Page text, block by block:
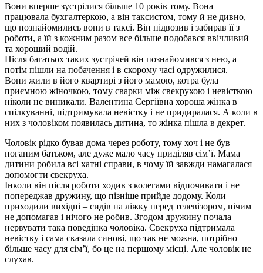
Вони вперше зустрілися більше 10 років тому. Вона
працювала бухгалтеркою, а він таксистом, тому й не дивно,
що познайомились вони в таксі. Він підвозив і забирав її з
роботи, а їй з кожним разом все більше подобався ввічливий
та хороший водій.
Після багатьох таких зустрічей він познайомився з нею, а
потім пішли на побачення і в скорому часі одружилися.
Вони жили в його квартирі з його мамою, котра була
приємною жіночкою, тому сварки між свекрухою і невісткою
ніколи не виникали. Валентина Сергіївна хороша жінка в
спілкуванні, підтримувала невістку і не придиралася. А коли в
них з чоловіком появилась дитина, то жінка пішла в декрет.
Чоловік рідко бував дома через роботу, тому хоч і не був
поганим батьком, але дуже мало часу приділяв сім’ї. Мама
дитини робила всі хатні справи, в чому їй завжди намагалася
допомогти свекруха.
Інколи він після роботи ходив з колегами відпочивати і не
попереджав дружину, що пізніше прийде додому. Коли
приходили вихідні – сидів на ліжку перед телевізором, нічим
не допомагав і нічого не робив. Згодом дружину почала
нервувати така поведінка чоловіка. Свекруха підтримала
невістку і сама сказала синові, що так не можна, потрібно
більше часу для сім’ї, бо це на першому місці. Але чоловік не
слухав.